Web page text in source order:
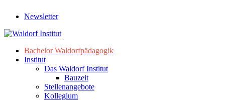
Newsletter
Bachelor Waldorfpädagogik
Institut
Das Waldorf Institut
Bauzeit
Stellenangebote
Kollegium